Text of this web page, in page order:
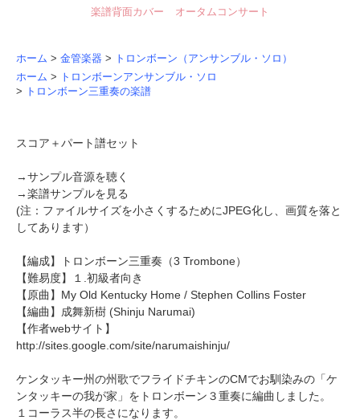
楽譜背面カバー
オータムコンサート
ホーム > 金管楽器 >
トロンボーン（アンサンブル・ソロ）
ホーム >
トロンボーンアンサンブル・ソロ
>
トロンボーン三重奏の楽譜
スコア＋パート譜セット
→サンプル音源を聴く
→楽譜サンプルを見る
(注：ファイルサイズを小さくするためにJPEG化し、画質を落と
してあります）
【編成】 トロンボーン三重奏 （3 Trombone）
【難易度】１.初級者向き
【原曲】 My Old Kentucky Home / Stephen Collins Foster
【編曲】 成舞新樹 (Shinju Narumai)
【作者webサイト】
http://sites.google.com/site/narumaishinju/
ケンタッキー州の州歌でフライドチキンのCMでお馴染みの「ケ
ンタッキーの我が家」をトロンボーン３重奏に編曲しました。
１コーラス半の長さになります。